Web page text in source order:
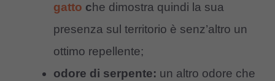
gatto che dimostra quindi la sua
presenza sul territorio è senz’altro un
ottimo repellente;
odore di serpente: un altro odore che